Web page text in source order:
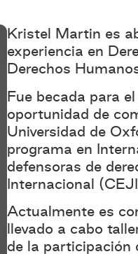
Kristel Martin es
experiencia en
Derechos
Fue becada para
oportunidad de
Universidad de
programa en
defensoras de
Internacional
Actualmente es
llevado a cabo
de la participación